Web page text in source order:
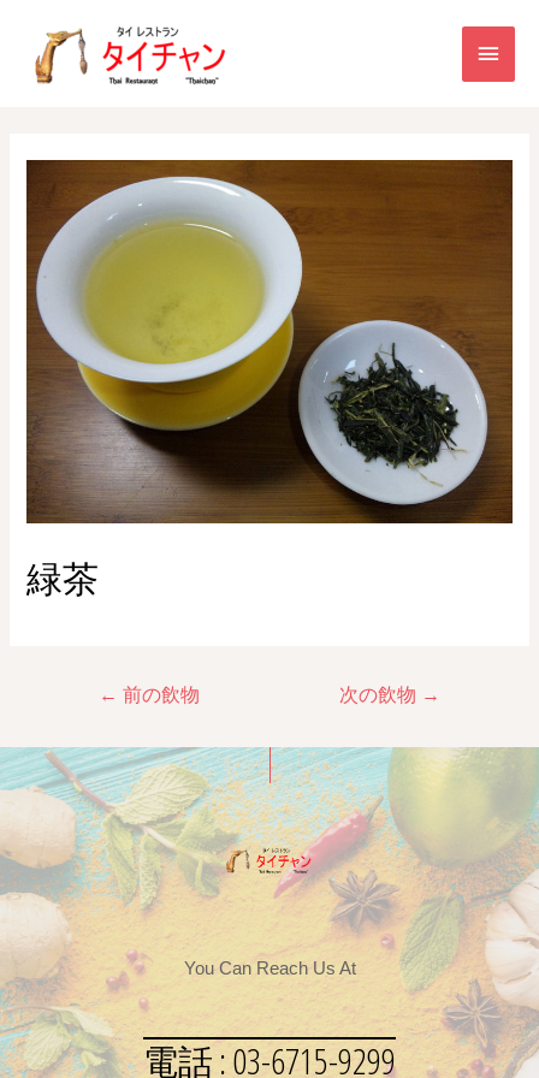
緑茶
← 前の飲物 次の飲物 →
You Can Reach Us At
電話 : 03-6715-9299